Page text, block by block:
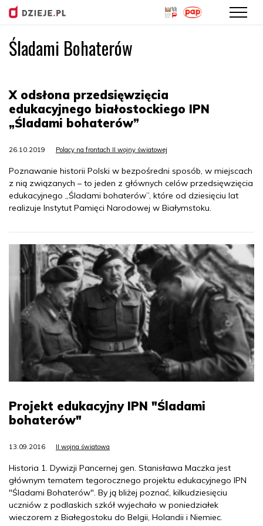
Przejdź
Śladami Bohaterów
X odsłona przedsięwzięcia
edukacyjnego białostockiego IPN
„Śladami bohaterów”
26.10.2019 Polacy na frontach II wojny światowej
Poznawanie historii Polski w bezpośredni sposób, w miejscach
z nią związanych – to jeden z głównych celów przedsięwzięcia
edukacyjnego „Śladami bohaterów”, które od dziesięciu lat
realizuje Instytut Pamięci Narodowej w Białymstoku.
Projekt edukacyjny IPN "Śladami
bohaterów"
13.09.2016 II wojna światowa
Historia 1. Dywizji Pancernej gen. Stanisława Maczka jest
głównym tematem tegorocznego projektu edukacyjnego IPN
"Śladami Bohaterów". By ją bliżej poznać, kilkudziesięciu
uczniów z podlaskich szkół wyjechało w poniedziałek
wieczorem z Białegostoku do Belgii, Holandii i Niemiec.